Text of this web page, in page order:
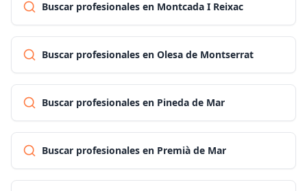
Buscar profesionales en Montcada I Reixac
Buscar profesionales en Olesa de Montserrat
Buscar profesionales en Pineda de Mar
Buscar profesionales en Premià de Mar